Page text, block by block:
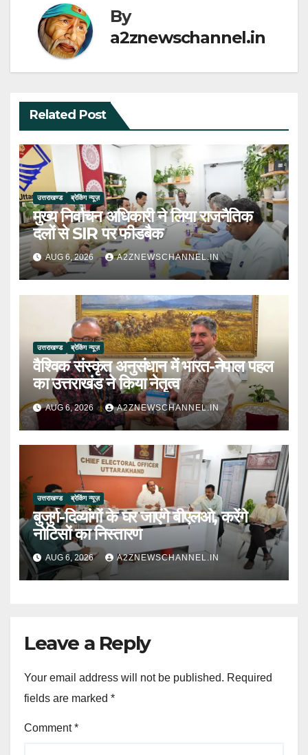
By
a2znewschannel.in
Related Post
उत्तराखण्ड ब्रेकिंग न्यूज़
मुख्य निर्वाचन अधिकारी ने लिया राजनैतिक
दलों से SIR पर फीडबैक
AUG 6, 2026 A2ZNEWSCHANNEL.IN
उत्तराखण्ड ब्रेकिंग न्यूज़
वैश्विक संस्कृत अनुसंधान में भारत-नेपाल पहल
का उत्तराखंड ने किया नेतृत्व
AUG 6, 2026 A2ZNEWSCHANNEL.IN
उत्तराखण्ड ब्रेकिंग न्यूज़
बुजुर्ग-दिव्यांगों के घर जाएंगे बीएलओ, करेंगे
नोटिसों का निस्तारण
AUG 6, 2026 A2ZNEWSCHANNEL.IN
Leave a Reply
Your email address will not be published. Required
fields are marked *
Comment*